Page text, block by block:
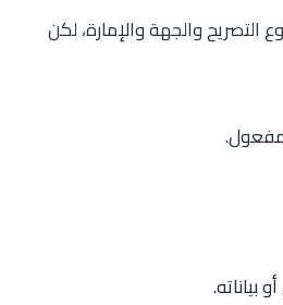
والجهة والإمارة، لكن
بياناته.